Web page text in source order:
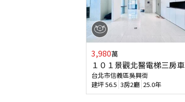
3,980萬
１０１景觀北醫電梯三房車
台北市信義區吳興街
建坪56.5 3房2廳 25.0年